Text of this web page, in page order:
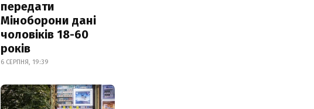
передати
Міноборони дані
чоловіків 18-60
років
6 СЕРПНЯ, 19:39